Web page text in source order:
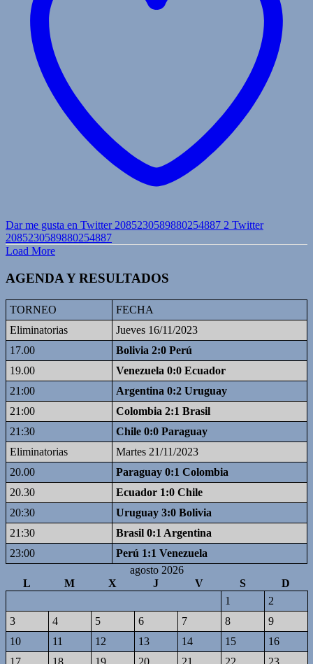
Dar me gusta en Twitter 2085230589880254887 2 Twitter
2085230589880254887
Load More
AGENDA Y RESULTADOS
TORNEO
FECHA
Eliminatorias
Jueves 16/11/2023
17.00
Bolivia 2:0 Perú
19.00
Venezuela 0:0 Ecuador
21:00
Argentina 0:2 Uruguay
21:00
Colombia 2:1 Brasil
21:30
Chile 0:0 Paraguay
Eliminatorias
Martes 21/11/2023
20.00
Paraguay 0:1 Colombia
20.30
Ecuador 1:0 Chile
20:30
Uruguay 3:0 Bolivia
21:30
Brasil 0:1 Argentina
23:00
Perú 1:1 Venezuela
agosto 2026
L
M X J V S
D
1
2
3
4 5 6 7 8
9
10
11 12 13 14 15
16
17
18 19 20 21 22
23